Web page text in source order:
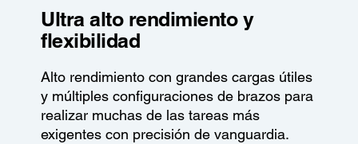
Ultra alto rendimiento y
flexibilidad
Alto rendimiento con grandes cargas útiles
y múltiples configuraciones de brazos para
realizar muchas de las tareas más
exigentes con precisión de vanguardia.